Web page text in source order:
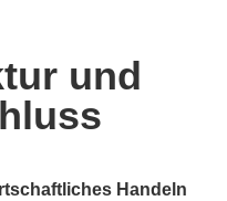
und
Handeln